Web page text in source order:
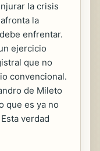
la crisis
la
enfrentar.
ejercicio
que no
convencional.
de Mileto
que es ya no
verdad